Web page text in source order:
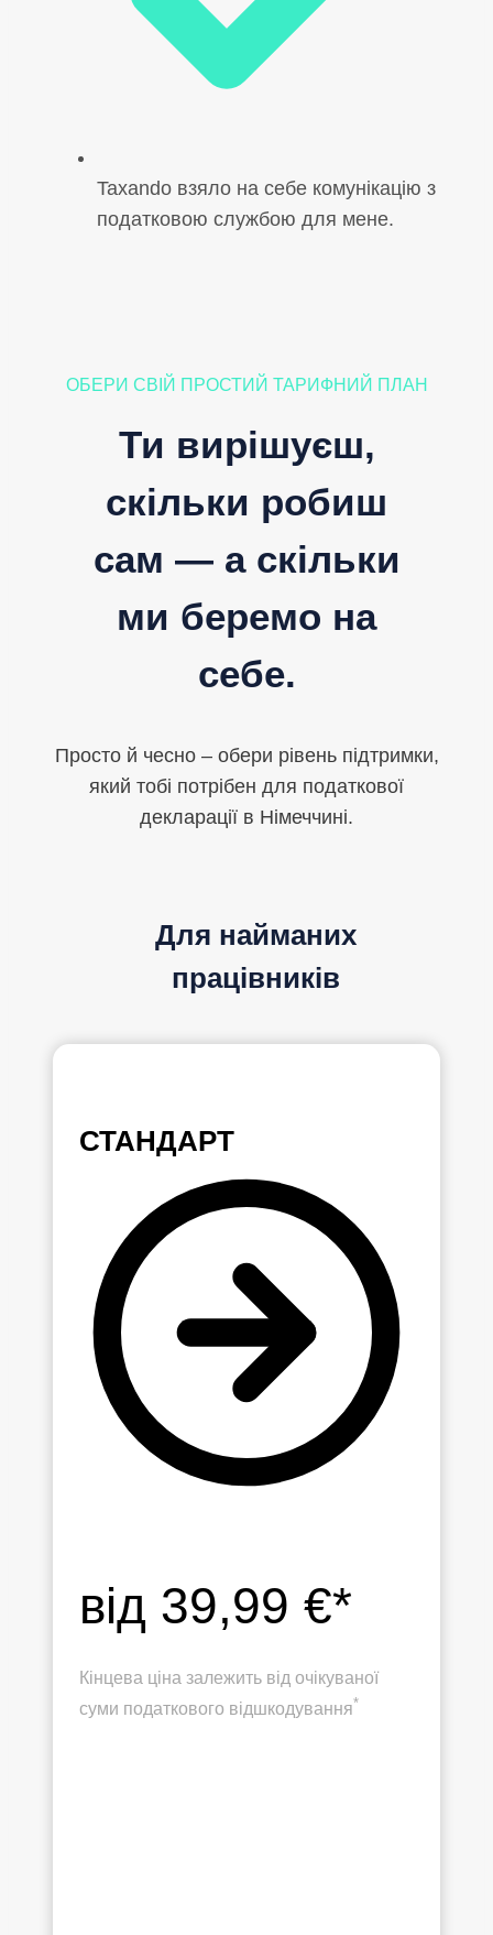
Taxando взяло на себе комунікацію з
податковою службою для мене.
ОБЕРИ СВІЙ ПРОСТИЙ ТАРИФНИЙ ПЛАН
Ти вирішуєш,
скільки робиш
сам — а скільки
ми беремо на
себе.
Просто й чесно – обери рівень підтримки,
який тобі потрібен для податкової
декларації в Німеччині.
Для найманих
працівників
СТАНДАРТ
від 39,99 €*
Кінцева ціна залежить від очікуваної
суми податкового відшкодування*